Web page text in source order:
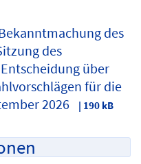
des
des
über
für die
2026
| 190 kB